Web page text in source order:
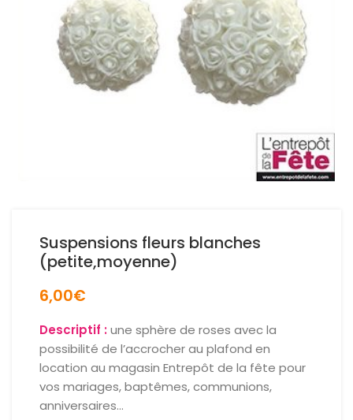
Suspensions fleurs blanches
(petite,moyenne)
6,00€
Descriptif :une sphère de roses avec la
possibilité de l’accrocher au plafond en
location au magasin Entrepôt de la fête pour
vos mariages, baptêmes, communions,
anniversaires…